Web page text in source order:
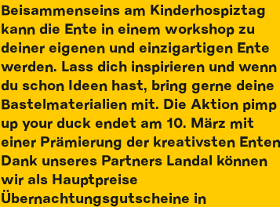
Beisammenseins am Kinderhospiztag
kann die Ente in einem workshop zu
deiner eigenen und einzigartigen Ente
werden. Lass dich inspirieren und wenn
du schon Ideen hast, bring gerne deine
Bastelmaterialien mit. Die Aktion pimp
up your duck endet am 10. März mit
einer Prämierung der kreativsten
Dank unseres Partners Landal können
wir als Hauptpreise
Übernachtungsgutscheine in